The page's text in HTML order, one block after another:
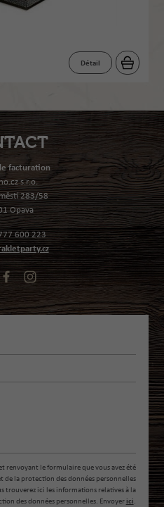
Détail
facturation
s.r.o.
283/58
Opava
600 223
renvoyant le formulaire que vous avez été
la protection des données personnelles
trouverez ici les informations relatives à la
des données personnelles. Envoyerici